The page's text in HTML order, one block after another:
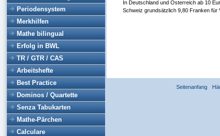
Periodensystem
Merkhilfen
Mathe bilingual
Erfolg in BWL
TR / GTR / CAS
Arbeitshefte
Best Practice
Dominos / Quartette
Senza Tabukarten
Mathe-Pärchen
Calculare
In Deutschland und Österreich ab 10
Schweiz grundsätzlich 9,80 Franken für
Seitenanfang